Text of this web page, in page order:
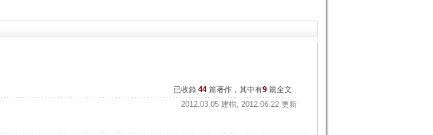
已收錄 44 篇著作，其中有9篇全文
2012.03.05 建檔, 2012.06.22 更新